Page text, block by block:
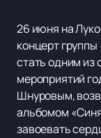
26 июня на
концерт
стать одним из
мероприятий
Шнуровым,
альбомом
завоевать